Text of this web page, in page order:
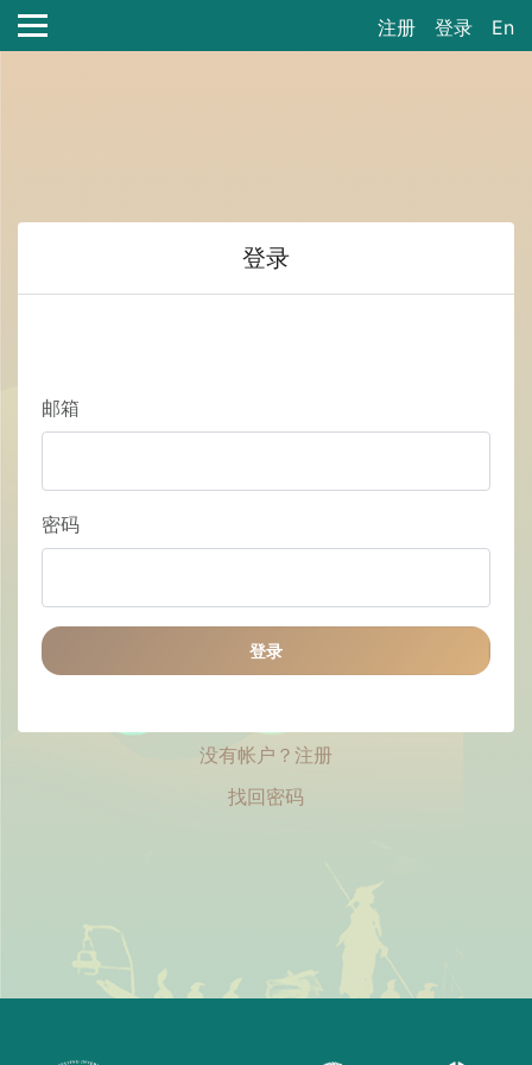
注册 登录 En
登录
邮箱
密码
登录
没有帐户？注册
找回密码